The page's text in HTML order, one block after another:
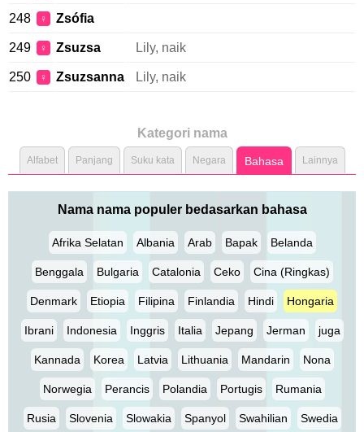
248 ♀ Zsófia
249 ♀ Zsuzsa Lily, naik
250 ♀ Zsuzsanna Lily, naik
Kategori nama
Alfabet Panjang Suku kata Negara Bahasa Lainnya
Nama nama populer bedasarkan bahasa
Afrika Selatan Albania Arab Bapak Belanda
Benggala Bulgaria Catalonia Ceko Cina (Ringkas)
Denmark Etiopia Filipina Finlandia Hindi Hongaria
Ibrani Indonesia Inggris Italia Jepang Jerman juga
Kannada Korea Latvia Lithuania Mandarin Nona
Norwegia Perancis Polandia Portugis Rumania
Rusia Slovenia Slowakia Spanyol Swahilian Swedia